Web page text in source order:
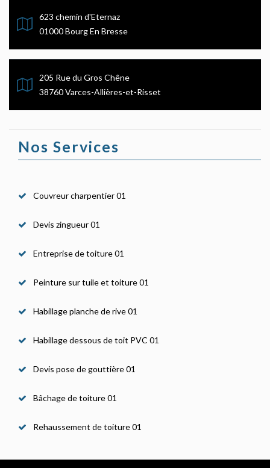
623 chemin d'Eternaz
01000 Bourg En Bresse
205 Rue du Gros Chêne
38760 Varces-Allières-et-Risset
Nos Services
Couvreur charpentier 01
Devis zingueur 01
Entreprise de toiture 01
Peinture sur tuile et toiture 01
Habillage planche de rive 01
Habillage dessous de toit PVC 01
Devis pose de gouttière 01
Bâchage de toiture 01
Rehaussement de toiture 01